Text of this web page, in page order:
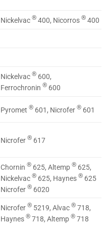
Nickelvac® 400, Nicorros® 400
Nickelvac® 600,
Ferrochronin® 600
Pyromet® 601, Nicrofer® 601
Nicrofer® 617
Chornin® 625, Altemp® 625,
Nickelvac® 625, Haynes® 625
Nicrofer® 6020
Nicrofer® 5219, Alvac® 718,
Haynes® 718, Altemp® 718